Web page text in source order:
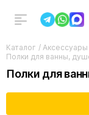
Каталог /
Полки для ванны,
Полки для